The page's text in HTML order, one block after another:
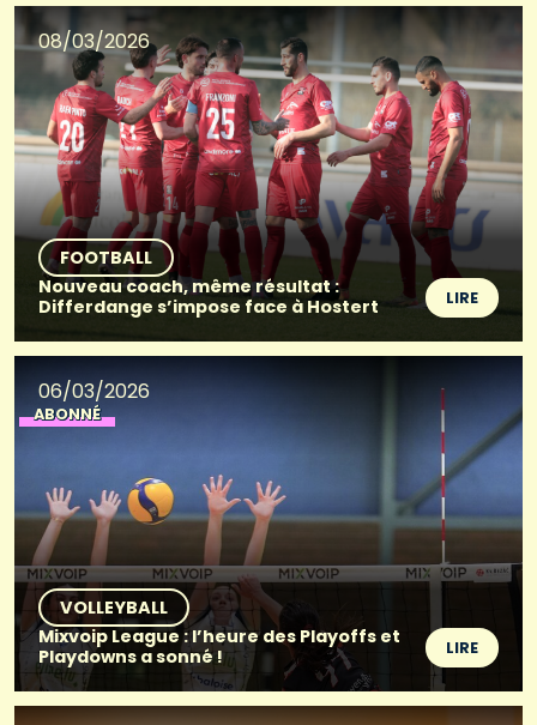
08/03/2026
FOOTBALL
Nouveau coach, même résultat :
Differdange s’impose face à Hostert
LIRE
06/03/2026
ABONNÉ
VOLLEYBALL
Mixvoip League : l’heure des Playoffs et
Playdowns a sonné !
LIRE